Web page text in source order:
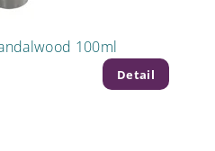
100ml
Detail